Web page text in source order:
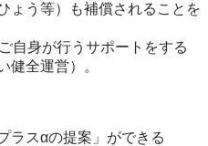
ょう等）も補償されることを
自身が行うサポートをする
全運営）。
ラスαの提案」ができる